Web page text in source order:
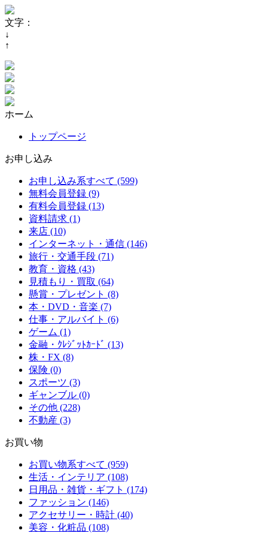
文字：
↓
↑
ホーム
トップページ
お申し込み
お申し込み系すべて (599)
無料会員登録 (9)
有料会員登録 (13)
資料請求 (1)
来店 (10)
インターネット・通信 (146)
旅行・交通手段 (71)
教育・資格 (43)
見積もり・買取 (64)
懸賞・プレゼント (8)
本・DVD・音楽 (7)
仕事・アルバイト (6)
ゲーム (1)
金融・ｸﾚｼﾞｯﾄｶｰﾄﾞ (13)
株・FX (8)
保険 (0)
スポーツ (3)
ギャンブル (0)
その他 (228)
不動産 (3)
お買い物
お買い物系すべて (959)
生活・インテリア (108)
日用品・雑貨・ギフト (174)
ファッション (146)
アクセサリー・時計 (40)
美容・化粧品 (108)